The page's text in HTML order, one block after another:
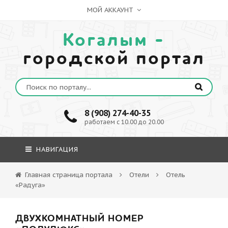
МОЙ АККАУНТ
Когалым -
городской портал
8 (908) 274-40-35
работаем с 10.00 до 20.00
НАВИГАЦИЯ
Главная страница портала Отели
Отель
«Радуга»
ДВУХКОМНАТНЫЙ НОМЕР